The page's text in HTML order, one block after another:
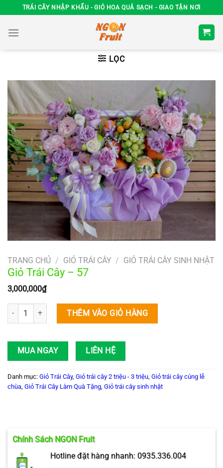
Chuyển
đến
nội
TRÁI CÂY NHẬP KHẨU - GIỎ HOA QUẢ SẠCH - GIAO TẬN NƠI
LỌC
TRANG CHỦ / GIỎ TRÁI CÂY / GIỎ TRÁI CÂY SINH NHẬT
Giỏ Trái Cây – 57
3,000,000₫
Giỏ Trái Cây – 57 số lượngTHÊM VÀO GIỎ HÀNG
MUA NGAY LIÊN HỆ
Danh mục: Giỏ Trái Cây, Giỏ trái cây 2 triệu - 3 triệu Giỏ trái cây cúng lễ
chùa Giỏ Trái Cây Làm Quà Tặng Giỏ trái cây sinh nhật
Chính Sách NGON Fruit
Hotline đặt hàng nhanh: 0935.336.004